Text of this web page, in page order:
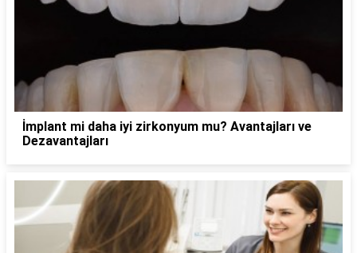
İmplant mi daha iyi zirkonyum mu? Avantajları ve
Dezavantajları